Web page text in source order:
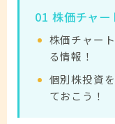
01 株価チャー
株価チャー
る情報！
個別株投資
ておこう！